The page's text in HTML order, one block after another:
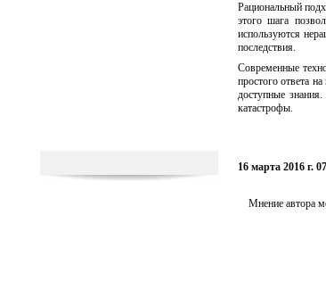
Рациональный
этого шага
используются
последствия.
Современные
простого ответа
доступные
катастрофы.
16 марта 2016 г.
Мнение автора